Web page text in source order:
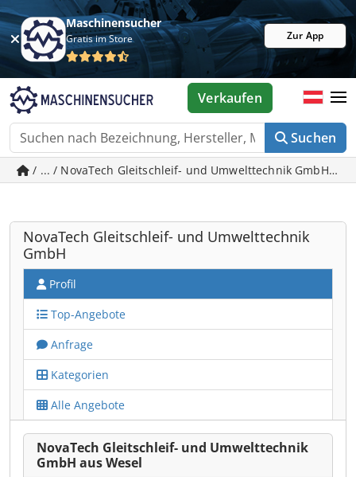
Maschinensucher
Gratis im Store Zur App
Suchen
Verkaufen
/ ... / NovaTech Gleitschleif- und Umwelttechnik GmbH -
NovaTech Gleitschleif- und Umwelttechnik
GmbH
Profil
Top-Angebote
Anfrage
Kategorien
Alle Angebote
NovaTech Gleitschleif- und Umwelttechnik
GmbH aus Wesel